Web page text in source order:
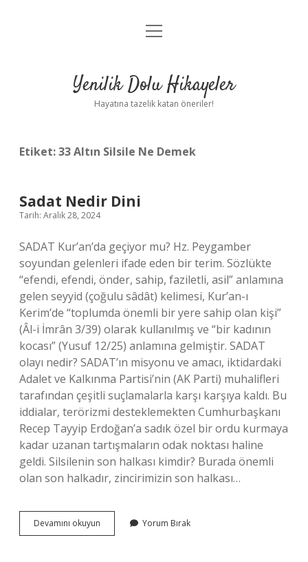
Anasayfa
Yasal Uyarı
menüyü
Yenilik Dolu Hikayeler
Hayatına tazelik katan öneriler!
Etiket:33 Altın Silsile Ne Demek
Sadat Nedir Dini
Tarih: Aralık 28, 2024
SADAT Kur’an’da geçiyor mu? Hz. Peygamber
soyundan gelenleri ifade eden bir terim. Sözlükte
“efendi, efendi, önder, sahip, faziletli, asil” anlamına
gelen seyyid (çoğulu sâdât) kelimesi, Kur’an-ı
Kerim’de “toplumda önemli bir yere sahip olan kişi”
(Âl-i İmrân 3/39) olarak kullanılmış ve “bir kadının
kocası” (Yusuf 12/25) anlamına gelmiştir. SADAT
olayı nedir? SADAT’ın misyonu ve amacı, iktidardaki
Adalet ve Kalkınma Partisi’nin (AK Parti) muhalifleri
tarafından çeşitli suçlamalarla karşı karşıya kaldı. Bu
iddialar, terörizmi desteklemekten Cumhurbaşkanı
Recep Tayyip Erdoğan’a sadık özel bir ordu kurmaya
kadar uzanan tartışmaların odak noktası haline
geldi. Silsilenin son halkası kimdir? Burada önemli
olan son halkadır, zincirimizin son halkası…
Devamını okuyun
Nedir
Yorum Bırak